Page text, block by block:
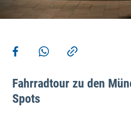
Weitere Aktionen
Teilen auf Facebook
Teilen via WhatsApp
Kopieren
Fahrradtour zu den
Spots